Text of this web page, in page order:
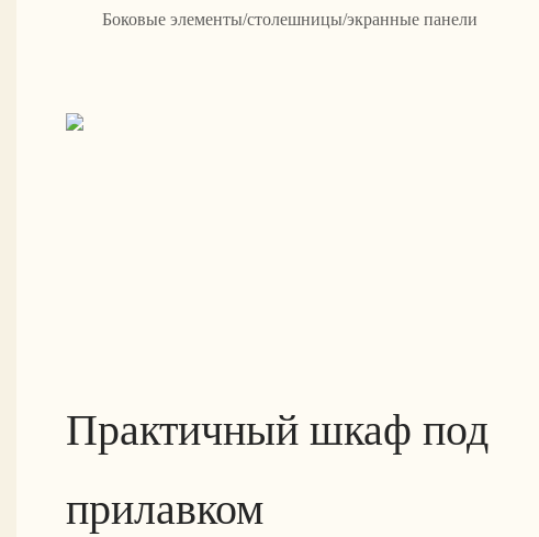
Боковые элементы/столешницы/экранные панели
Практичный шкаф под
прилавком